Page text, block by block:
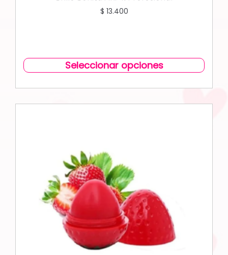
$ 13.400
Seleccionar opciones